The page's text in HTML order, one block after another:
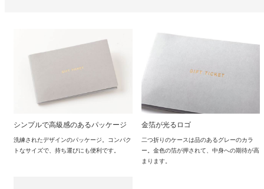
シンプルで高級感のあるパッケージ
洗練されたデザインのパッケージ。コンパク
トなサイズで、持ち運びにも便利です。
金箔が光るロゴ
二つ折りのケースは品のあるグレーのカラ
ー。金色の箔が押されて、中身への期待が高
まります。